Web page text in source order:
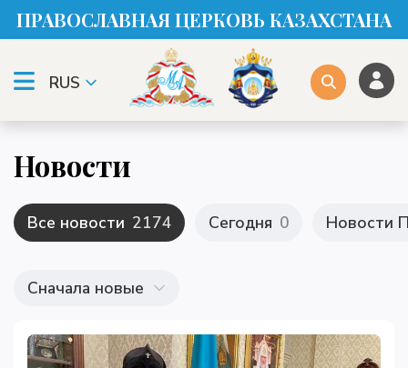
ПРАВОСЛАВНАЯ ЦЕРКОВЬ КАЗАХСТАНА
RUS
Новости
Все новости 2174 Сегодня 0 Новости
Сначала новые